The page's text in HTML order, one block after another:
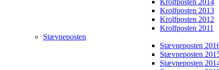
Krolfposten 2013
Krolfposten 2012
Krolfposten 2011
Stævneposten
Stævneposten
Stævneposten
Stævneposten